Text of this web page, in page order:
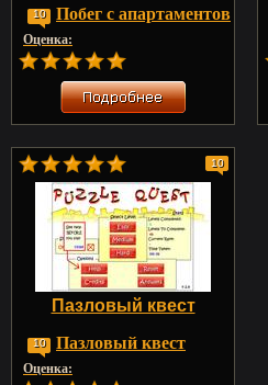
10 Побег с апартаментов
Оценка:
10
Пазловый квест
10 Пазловый квест
Оценка: